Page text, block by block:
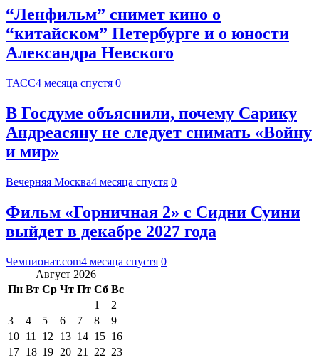
“Ленфильм” снимет кино о
“китайском” Петербурге и о юности
Александра Невского
ТАСС4 месяца спустя 0
В Госдуме объяснили, почему Сарику
Андреасяну не следует снимать «Войну
и мир»
Вечерняя Москва4 месяца спустя 0
Фильм «Горничная 2» с Сидни Суини
выйдет в декабре 2027 года
Чемпионат.com4 месяца спустя 0
Август 2026
Пн Вт Ср Чт Пт Сб Вс
1
2
3
4 5 6 7 8
9
10 11 12 13 14 15 16
17 18 19 20 21 22 23